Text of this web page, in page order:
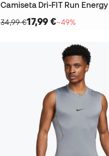
Camiseta Dri-FIT Run Energy
34,99 €17,99 €−49%